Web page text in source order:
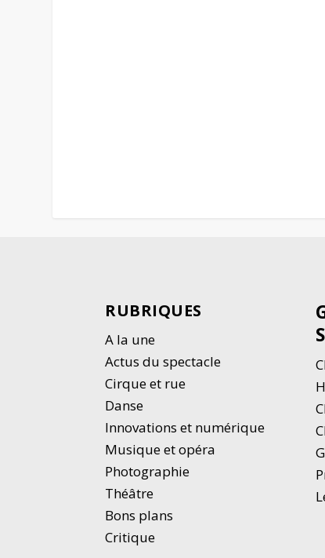
RUBRIQUES
A la une
Actus du spectacle
Cirque et rue
Danse
Innovations et numérique
Musique et opéra
Photographie
Théâtre
Bons plans
Critique